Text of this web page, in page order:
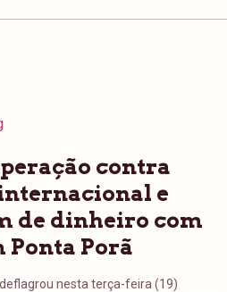
contra
e
de dinheiro com
Ponta Porã
nesta terça-feira (19)